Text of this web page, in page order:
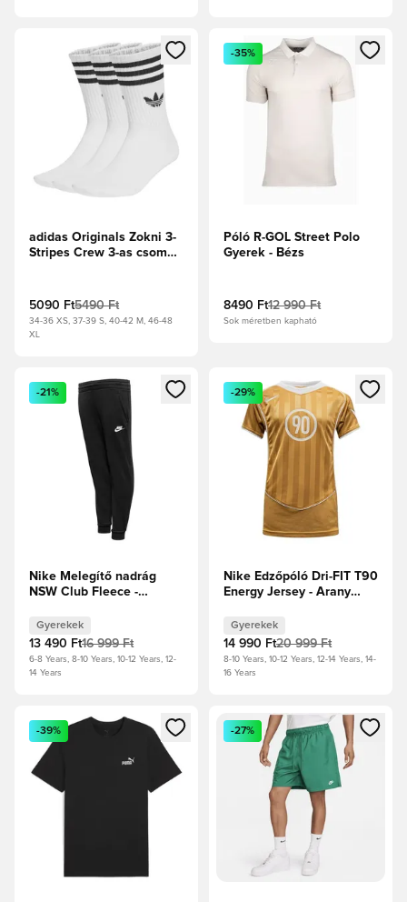
Megnyit egy modált a bejelentkezéshez vagy a tagként
adidas Originals Zokni 3-
Stripes Crew 3-as csomag
5090 Ft5490 Ft
34-36 XS, 37-39 S, 40-42 M, 46-48
XL
Megnyit egy modált a
-35%
Póló R-GOL Street Polo
Gyerek - Bézs
8490 Ft12 990 Ft
Sok méretben kapható
Megnyit egy modált a bejelentkezéshez vagy a tagként
-21%
Nike Melegítő nadrág
NSW Club Fleece -
Gyerekek
13 490 Ft16 999 Ft
6-8 Years, 8-10 Years, 10-12 Years, 12-
14 Years
Megnyit egy modált a
-29%
Nike Edzőpóló Dri-FIT T90
Energy Jersey - Arany
Gyerekek
14 990 Ft20 999 Ft
8-10 Years, 10-12 Years, 12-14 Years, 14-
16 Years
Megnyit egy modált a bejelentkezéshez vagy a tagként
-39%
Megnyit egy modált a
-27%